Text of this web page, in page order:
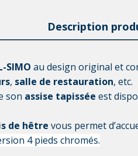
Description
SIMO au design original et
, salle de restauration, etc.
son assise tapissée est
de hêtre vous permet
4 pieds chromés.